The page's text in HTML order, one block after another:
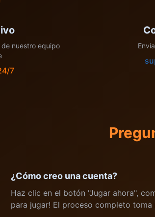
nuestro equipo
7
¿Cómo creo una cuenta?
Haz clic en el botón "Jugar ahora",
para jugar! El proceso completo toma